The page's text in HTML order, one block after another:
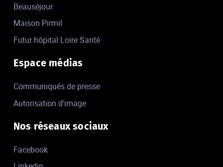
Beauséjour
Maison Pirmil
Futur hôpital Loire Santé
Espace médias
Communiqués de presse
Autorisation d'image
Nos réseaux sociaux
Facebook